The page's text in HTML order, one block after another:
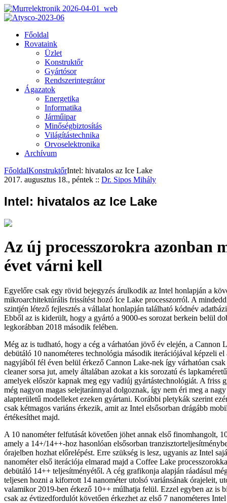
Főoldal
Rovataink
Üzlet
Konstruktőr
Gyártósor
Rendszerintegrátor
Ágazatok
Energetika
Informatika
Járműipar
Minőségbiztosítás
Világítástechnika
Orvoselektronika
Archívum
FőoldalKonstruktőrIntel: hivatalos az Ice Lake
2017. augusztus 18., péntek :: Dr. Sipos Mihály
Intel: hivatalos az Ice Lake
Az új processzorokra azonban
évet várni kell
Egyelőre csak egy rövid bejegyzés árulkodik az Intel honlapján a
mikroarchitektúrális frissítést hozó Ice Lake processzorról. A
szintjén létező fejlesztés a vállalat honlapján található kódnév
Ebből az is kiderült, hogy a gyártó a 9000-es sorozat berkein belül
legkorábban 2018 második felében.
Még az is tudható, hogy a cég a várhatóan jövő év elején, a Cannon
debütáló 10 nanométeres technológia második iterációjával képzeli el
nagyjából fél éven belül érkező Cannon Lake-nek így várhatóan
cleaner sorsa jut, amely általában azokat a kis sorozatú és
amelyek először kapnak meg egy vadiúj gyártástechnológiát. A friss
még nagyon magas selejtaránnyal dolgoznak, így nem éri meg a nagy
alapterületű modelleket ezeken gyártani. Korábbi pletykák szerint
csak kétmagos variáns érkezik, amit az Intel elsősorban drágább
értékesíthet majd.
A 10 nanométer felfutását követően jöhet annak első finomhangolt,
amely a 14+/14++-hoz hasonlóan elsősorban
órajelben hozhat előrelépést. Erre szükség is lesz, ugyanis az Intel
nanométer első iterációja elmarad majd a Coffee Lake
debütáló 14++ teljesítményétől. A cég grafikonja alapján ráadásul
teljesen hozni a kiforrott 14 nanométer utolsó variánsának órajeleit,
valamikor 2019-ben érkező 10++ múlhatja felül. Ezzel egyben az is
csak az évtizedfordulót követően érkezhet az első 7 nanométeres